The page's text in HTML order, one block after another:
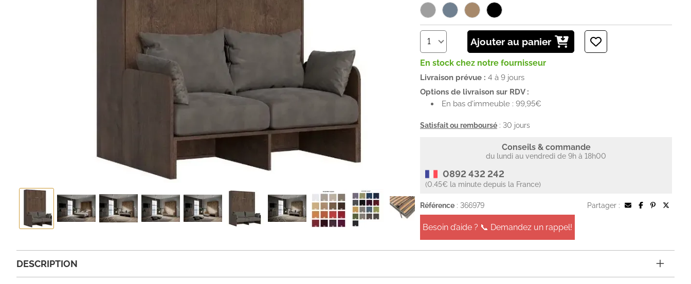
Ajouter au panier
En stock chez notre fournisseur
Livraison prévue : 4 à 9 jours
Options de livraison sur RDV :
En bas d'immeuble : 99,95€
Satisfait ou remboursé : 30 jours
Conseils & commande
du lundi au vendredi de 9h à 18h00
0892 432 242
(0.45€ la minute depuis la France)
Référence : 366979 Partager :
Besoin d’aide ? 📞 Demandez un rappel!
DESCRIPTION